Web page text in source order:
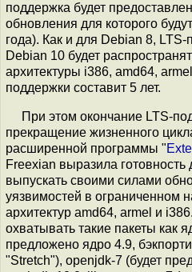
поддержка будет
обновления для которого
года). Как и для Debian 8,
Debian 10 будет
архитектуры i386, amd64,
поддержки составит 5 лет.
При этом окончание LTS-
прекращение жизненного
расширенной программы "
Freexian выразила
выпускать своими силами
уязвимостей в ограниченном
архитектур amd64, armel и
охватывать такие пакеты как
предложено ядро 4.9,
"Stretch"), openjdk-7 (будет